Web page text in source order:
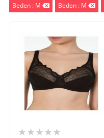
Beden : M
Beden : M
★★★★★